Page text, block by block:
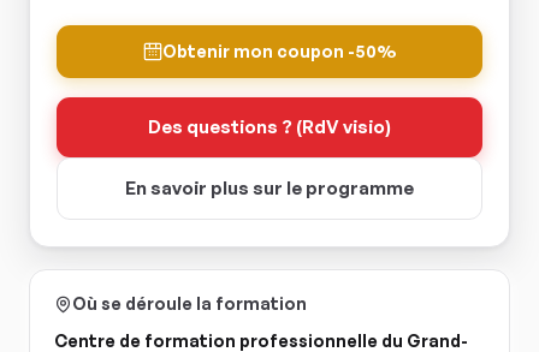
Obtenir mon coupon -50%
Des questions ? (RdV visio)
En savoir plus sur le programme
Où se déroule la formation
Centre de formation professionnelle du Grand-